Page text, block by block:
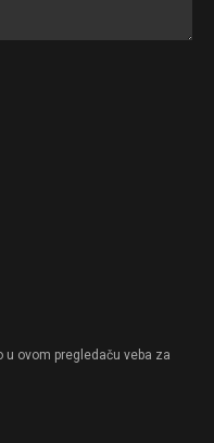
u ovom pregledaču veba za